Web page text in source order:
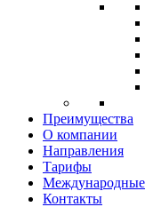
Преимущества
О компании
Направления
Тарифы
Международные
Контакты